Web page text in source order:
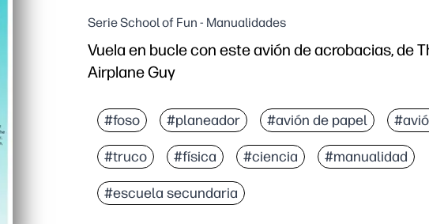
Serie School of Fun - Manualidades
Vuela en bucle con este avión de acrobacias, de
Airplane Guy
#foso #planeador #avión de papel
#truco #física #ciencia #manualidad
#escuela secundaria